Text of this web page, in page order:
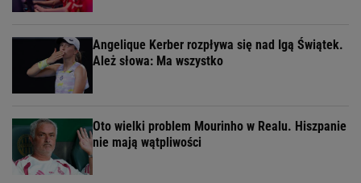
Angelique Kerber rozpływa się nad Igą Świątek.
Ależ słowa: Ma wszystko
Oto wielki problem Mourinho w Realu. Hiszpanie
nie mają wątpliwości